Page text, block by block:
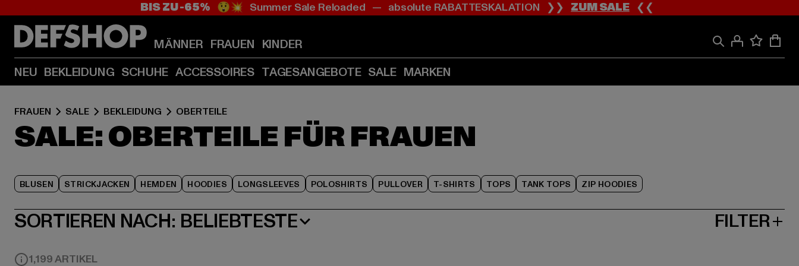
Zum
(Enter
drücken)
Zum
(Enter
drücken)
BIS ZU -65% 😲💥 Summer Sale Reloaded — absolute RABATTESKALATION ❯❯ZUM SALE❮❮
MÄNNER FRAUEN KINDER
NEU BEKLEIDUNG SCHUHE ACCESSOIRES TAGESANGEBOTE SALE MARKEN
FRAUEN SALE BEKLEIDUNG OBERTEILE
SALE: OBERTEILE FÜR FRAUEN
BLUSEN STRICKJACKEN HEMDEN HOODIES LONGSLEEVES POLOSHIRTS PULLOVER T-SHIRTS TOPS TANK TOPS ZIP HOODIES
Zum
(Enter
drücken)
SORTIEREN NACH: BELIEBTESTE FILTER
1,199 ARTIKEL